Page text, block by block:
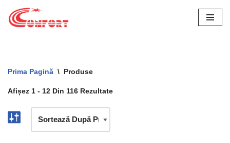
Sari
Prima Pagină \ Produse
Afișez 1 - 12 Din 116 Rezultate